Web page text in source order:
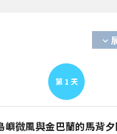
expand_more
第 1 天
嶼微風與金巴蘭的馬背